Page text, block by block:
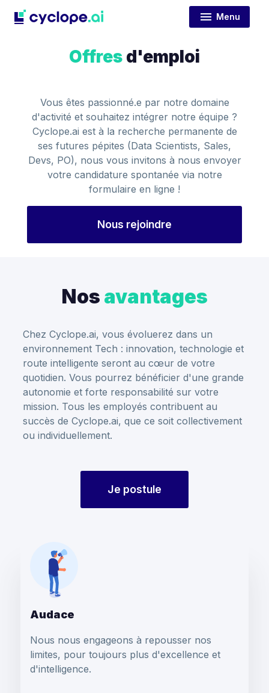
Menu
Offres d'emploi
Vous êtes passionné.e par notre domaine
d'activité et souhaitez intégrer notre équipe ?
Cyclope.ai est à la recherche permanente de
ses futures pépites (Data Scientists, Sales,
Devs, PO), nous vous invitons à nous envoyer
votre candidature spontanée via notre
formulaire en ligne !
Nous rejoindre
Audace
Nous nous engageons à repousser nos
limites, pour toujours plus d'excellence et
d'intelligence.
Nos avantages
Chez Cyclope.ai, vous évoluerez dans un
environnement Tech : innovation, technologie et
route intelligente seront au cœur de votre
quotidien. Vous pourrez bénéficier d'une grande
autonomie et forte responsabilité sur votre
mission. Tous les employés contribuent au
succès de Cyclope.ai, que ce soit collectivement
ou individuellement.
Je postule